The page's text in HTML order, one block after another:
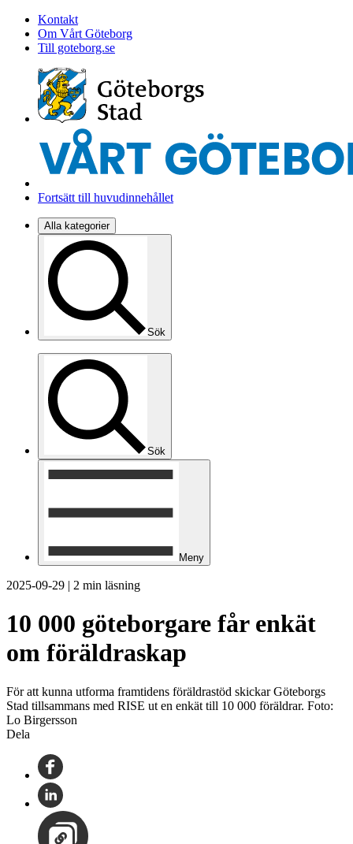
Kontakt
Om Vårt Göteborg
Till goteborg.se
Fortsätt till huvudinnehållet
Alla kategorier
Sök
Sök
Meny
2025-09-29 | 2 min läsning
10 000 göteborgare får enkät
om föräldraskap
För att kunna utforma framtidens föräldrastöd skickar Göteborgs
Stad tillsammans med RISE ut en enkät till 10 000 föräldrar. Foto:
Lo Birgersson
Dela